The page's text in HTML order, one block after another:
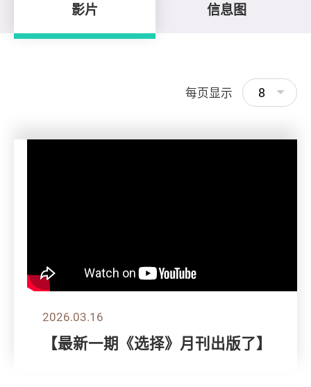
影片 信息图
每页显示 8
2026.03.16
【最新一期《选择》月刊出版了】